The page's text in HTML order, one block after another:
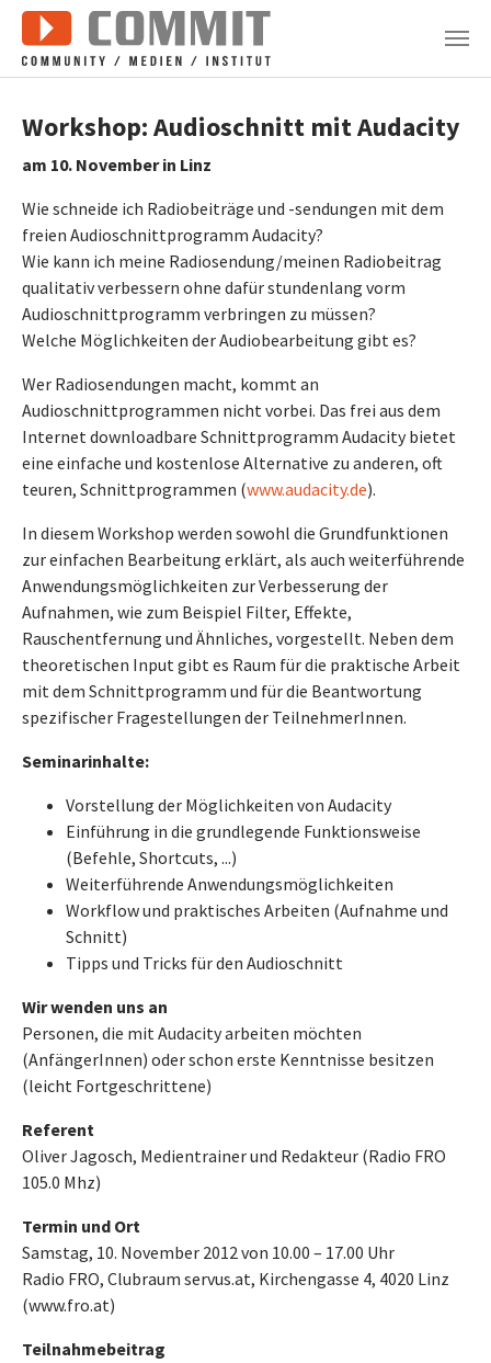
Zum Hauptinhalt springen
Workshop: Audioschnitt mit Audacity
am 10. November in Linz
Wie schneide ich Radiobeiträge und -sendungen mit dem
freien Audioschnittprogramm Audacity?
Wie kann ich meine Radiosendung/meinen Radiobeitrag
qualitativ verbessern ohne dafür stundenlang vorm
Audioschnittprogramm verbringen zu müssen?
Welche Möglichkeiten der Audiobearbeitung gibt es?
Wer Radiosendungen macht, kommt an
Audioschnittprogrammen nicht vorbei. Das frei aus dem
Internet downloadbare Schnittprogramm Audacity bietet
eine einfache und kostenlose Alternative zu anderen, oft
teuren, Schnittprogrammen (www.audacity.de).
In diesem Workshop werden sowohl die Grundfunktionen
zur einfachen Bearbeitung erklärt, als auch weiterführende
Anwendungsmöglichkeiten zur Verbesserung der
Aufnahmen, wie zum Beispiel Filter, Effekte,
Rauschentfernung und Ähnliches, vorgestellt. Neben dem
theoretischen Input gibt es Raum für die praktische Arbeit
mit dem Schnittprogramm und für die Beantwortung
spezifischer Fragestellungen der TeilnehmerInnen.
Seminarinhalte:
Vorstellung der Möglichkeiten von Audacity
Einführung in die grundlegende Funktionsweise
(Befehle, Shortcuts, ...)
Weiterführende Anwendungsmöglichkeiten
Workflow und praktisches Arbeiten (Aufnahme und
Schnitt)
Tipps und Tricks für den Audioschnitt
Wir wenden uns an
Personen, die mit Audacity arbeiten möchten
(AnfängerInnen) oder schon erste Kenntnisse besitzen
(leicht Fortgeschrittene)
Referent
Oliver Jagosch, Medientrainer und Redakteur (Radio FRO
105.0 Mhz)
Termin und Ort
Samstag, 10. November 2012 von 10.00 – 17.00 Uhr
Radio FRO, Clubraum servus.at, Kirchengasse 4, 4020 Linz
(www.fro.at)
Teilnahmebeitrag